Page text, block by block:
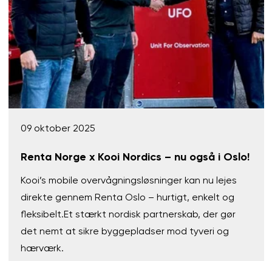
09 oktober 2025
Renta Norge x Kooi Nordics – nu også i Oslo!
Kooi’s mobile overvågningsløsninger kan nu lejes
direkte gennem Renta Oslo – hurtigt, enkelt og
fleksibelt.Et stærkt nordisk partnerskab, der gør
det nemt at sikre byggepladser mod tyveri og
hærværk.